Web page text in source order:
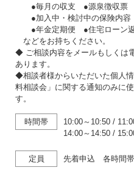
●毎月の収支 ●源泉徴収票
●加入中・検討中の保険内容
●年金定期便 ●住宅ローン返
などをお持ちください。
◆ ご相談内容をメールもしくは
あります。
◆相談者様からいただいた個人
料相談会」に関する通知のみに
す。
時間帯 10:00～10:50 /
14:00～14:50 /
定員 先着申込 各時間